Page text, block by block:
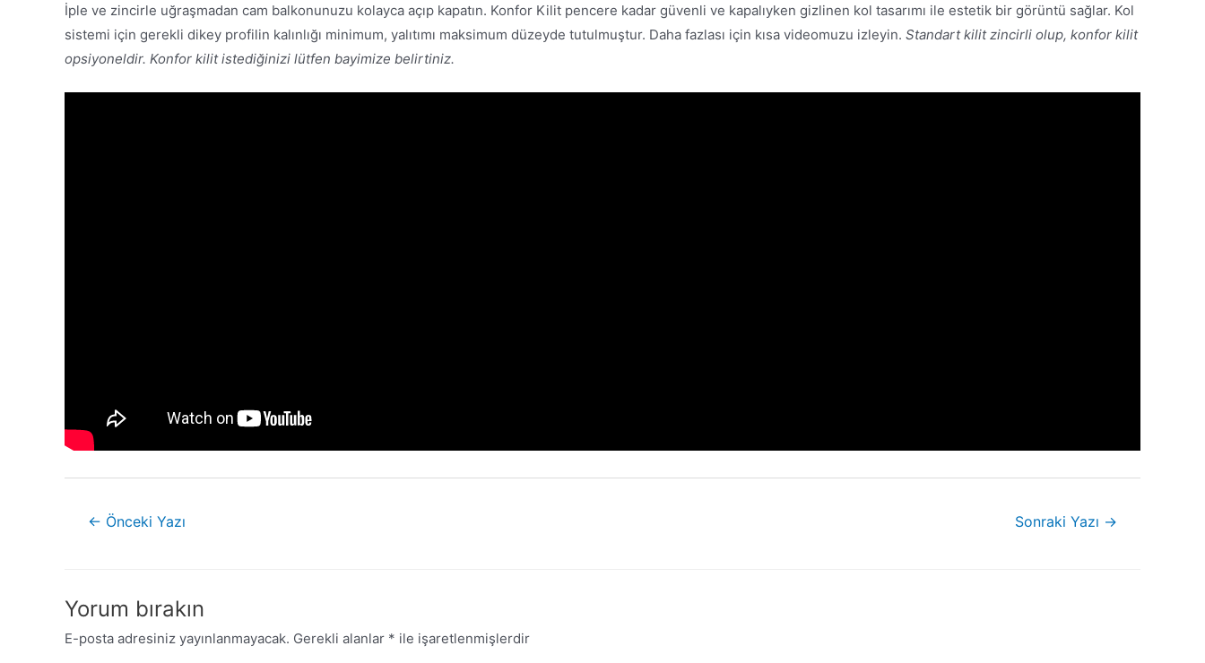
İple ve zincirle uğraşmadan cam balkonunuzu kolayca açıp kapatın. Konfor Kilit pencere kadar güvenli ve kapalıyken gizlinen kol tasarımı ile estetik bir görüntü sağlar. Kol
sistemi için gerekli dikey profilin kalınlığı minimum, yalıtımı maksimum düzeyde tutulmuştur. Daha fazlası için kısa videomuzu izleyin. Standart kilit zincirli olup, konfor kilit
opsiyoneldir. Konfor kilit istediğinizi lütfen bayimize belirtiniz.
← Önceki Yazı Sonraki Yazı →
Yorum bırakın
E-posta adresiniz yayınlanmayacak. Gerekli alanlar * ile işaretlenmişlerdir